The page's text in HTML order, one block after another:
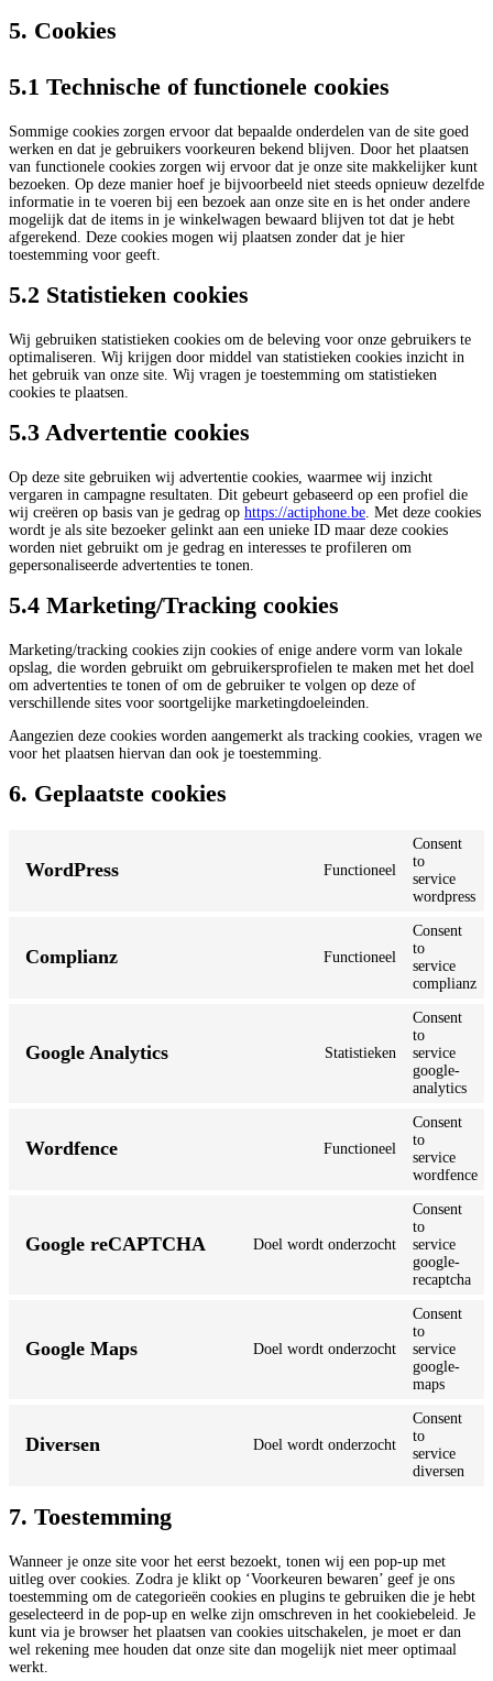
5. Cookies
5.1 Technische of functionele cookies
Sommige cookies zorgen ervoor dat bepaalde onderdelen van de site goed
werken en dat je gebruikers voorkeuren bekend blijven. Door het plaatsen
van functionele cookies zorgen wij ervoor dat je onze site makkelijker kunt
bezoeken. Op deze manier hoef je bijvoorbeeld niet steeds opnieuw dezelfde
informatie in te voeren bij een bezoek aan onze site en is het onder andere
mogelijk dat de items in je winkelwagen bewaard blijven tot dat je hebt
afgerekend. Deze cookies mogen wij plaatsen zonder dat je hier
toestemming voor geeft.
5.2 Statistieken cookies
Wij gebruiken statistieken cookies om de beleving voor onze gebruikers te
optimaliseren. Wij krijgen door middel van statistieken cookies inzicht in
het gebruik van onze site. Wij vragen je toestemming om statistieken
cookies te plaatsen.
5.3 Advertentie cookies
Op deze site gebruiken wij advertentie cookies, waarmee wij inzicht
vergaren in campagne resultaten. Dit gebeurt gebaseerd op een profiel die
wij creëren op basis van je gedrag op https://actiphone.be . Met deze cookies
wordt je als site bezoeker gelinkt aan een unieke ID maar deze cookies
worden niet gebruikt om je gedrag en interesses te profileren om
gepersonaliseerde advertenties te tonen.
5.4 Marketing/Tracking cookies
Marketing/tracking cookies zijn cookies of enige andere vorm van lokale
opslag, die worden gebruikt om gebruikersprofielen te maken met het doel
om advertenties te tonen of om de gebruiker te volgen op deze of
verschillende sites voor soortgelijke marketingdoeleinden.
Aangezien deze cookies worden aangemerkt als tracking cookies, vragen we
voor het plaatsen hiervan dan ook je toestemming.
6. Geplaatste cookies
WordPress Functioneel
Consent
to
service
wordpress
Complianz Functioneel
Consent
to
service
complianz
Google Analytics Statistieken
Consent
to
service
google-
analytics
Wordfence Functioneel
Consent
to
service
wordfence
Google reCAPTCHA Doel wordt onderzocht
Consent
to
service
google-
recaptcha
Google Maps Doel wordt onderzocht
Consent
to
service
google-
maps
Diversen Doel wordt onderzocht
Consent
to
service
diversen
7. Toestemming
Wanneer je onze site voor het eerst bezoekt, tonen wij een pop-up met
uitleg over cookies. Zodra je klikt op ‘Voorkeuren bewaren’ geef je ons
toestemming om de categorieën cookies en plugins te gebruiken die je hebt
geselecteerd in de pop-up en welke zijn omschreven in het cookiebeleid. Je
kunt via je browser het plaatsen van cookies uitschakelen, je moet er dan
wel rekening mee houden dat onze site dan mogelijk niet meer optimaal
werkt.